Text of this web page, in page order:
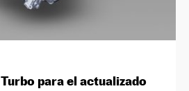
para el actualizado